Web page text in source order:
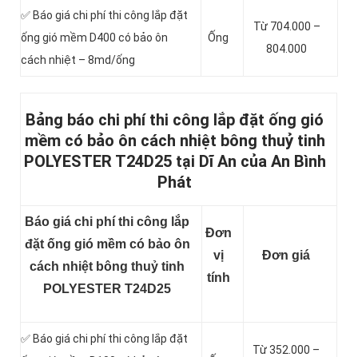
✅ Báo giá chi phí thi công lắp đặt
ống gió mềm D400 có bảo ôn
cách nhiệt – 8md/ống
Ống
Từ 704.000 –
804.000
Bảng báo chi phí thi công lắp đặt ống gió
mềm có bảo ôn cách nhiệt bông thuỷ tinh
POLYESTER T24D25 tại Dĩ An của An Bình
Phát
Báo giá chi phí thi công lắp
đặt ống gió mềm có bảo ôn
cách nhiệt bông thuỷ tinh
POLYESTER T24D25
Đơn
vị
tính
Đơn giá
✅ Báo giá chi phí thi công lắp đặt
Từ 352.000 –